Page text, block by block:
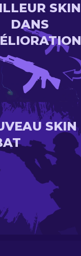
SKIN
DANS
SKIN